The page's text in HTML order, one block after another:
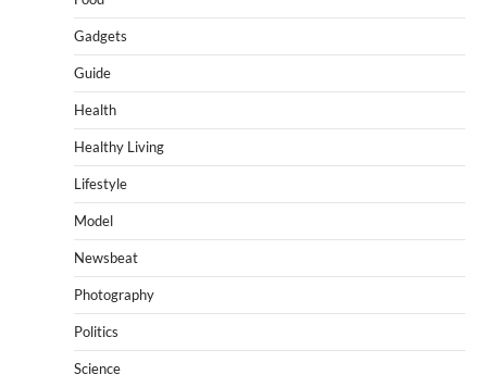
Gadgets
Guide
Health
Healthy Living
Lifestyle
Model
Newsbeat
Photography
Politics
Science